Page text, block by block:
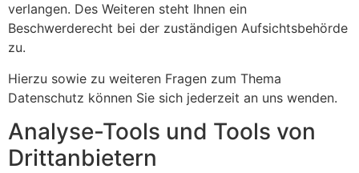
verlangen. Des Weiteren steht Ihnen ein
Beschwerderecht bei der zuständigen Aufsichtsbehörde
zu.
Hierzu sowie zu weiteren Fragen zum Thema
Datenschutz können Sie sich jederzeit an uns wenden.
Analyse-Tools und Tools von
Dritt­anbietern